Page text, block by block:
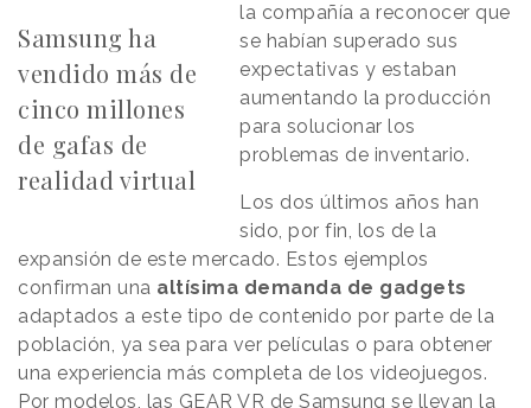
Samsung ha
vendido más de
cinco millones
de gafas de
realidad virtual
la compañía a reconocer que
se habían superado sus
expectativas y estaban
aumentando la producción
para solucionar los
problemas de inventario.
Los dos últimos años han
sido, por fin, los de la
expansión de este mercado. Estos ejemplos
confirman una altísima demanda de gadgets
adaptados a este tipo de contenido por parte de la
población, ya sea para ver películas o para obtener
una experiencia más completa de los videojuegos.
Por modelos, las GEAR VR de Samsung se llevan la